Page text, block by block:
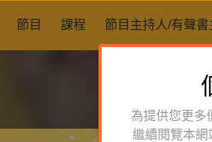
節目 課程 節目主持人/有聲書
為提供您更多
繼續閱覽本網